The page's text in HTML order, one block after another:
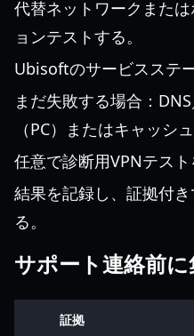
代替ネットワークまた
ョンテストする。
Ubisoftのサービスステ
まだ失敗する場合：
（PC）またはキャッシ
任意で診断用VPNテスト
結果を記録し、証拠付
る。
サポート連絡前
証拠